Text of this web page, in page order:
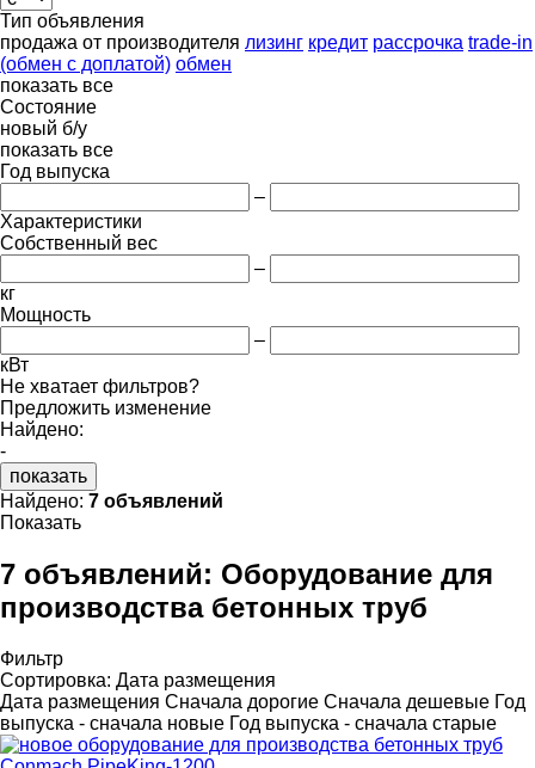
Тип объявления
продажа от производителя лизинг кредит рассрочка trade-in
(обмен с доплатой) обмен
показать все
Состояние
новый б/у
показать все
Год выпуска
–
Характеристики
Собственный вес
–
кг
Мощность
–
кВт
Не хватает фильтров?
Предложить изменение
Найдено:
-
показать
Найдено: 7 объявлений
Показать
7 объявлений: Оборудование для
производства бетонных труб
Фильтр
Сортировка: Дата размещения
Дата размещения Сначала дорогие Сначала дешевые Год
выпуска - сначала новые Год выпуска - сначала старые